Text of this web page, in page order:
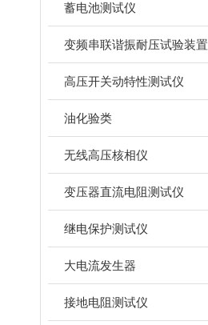
蓄电池测试仪
变频串联谐振耐压试验装置
高压开关动特性测试仪
油化验类
无线高压核相仪
变压器直流电阻测试仪
继电保护测试仪
大电流发生器
接地电阻测试仪